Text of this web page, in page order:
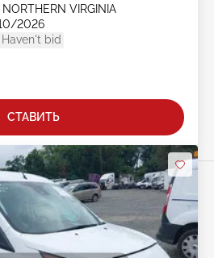
VIRGINIA
2026
Haven't bid
СТАВИТЬ